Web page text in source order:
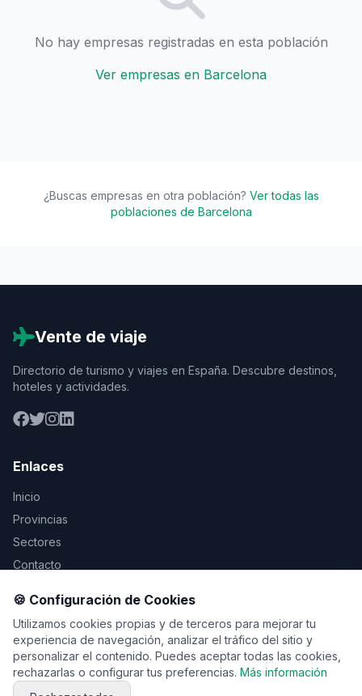
No hay empresas registradas en esta población
Ver empresas en Barcelona
¿Buscas empresas en otra población? Ver todas las
poblaciones de Barcelona
Vente de viaje
Directorio de turismo y viajes en España. Descubre destinos,
hoteles y actividades.
Enlaces
Inicio
Provincias
Sectores
Contacto
Legal
Aviso Legal
Privacidad
Cookies
🍪 Configuración de Cookies
Utilizamos cookies propias y de terceros para mejorar tu
experiencia de navegación, analizar el tráfico del sitio y
personalizar el contenido. Puedes aceptar todas las cookies,
rechazarlas o configurar tus preferencias. Más información